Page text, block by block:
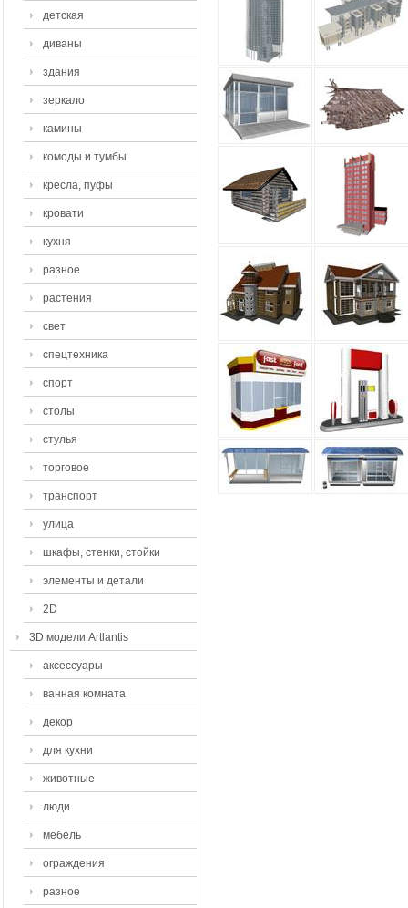
детская
диваны
здания
зеркало
камины
комоды и тумбы
кресла, пуфы
кровати
кухня
разное
растения
свет
спецтехника
спорт
столы
стулья
торговое
транспорт
улица
шкафы, стенки, стойки
элементы и детали
2D
3D модели Artlantis
аксессуары
ванная комната
декор
для кухни
животные
люди
мебель
ограждения
разное